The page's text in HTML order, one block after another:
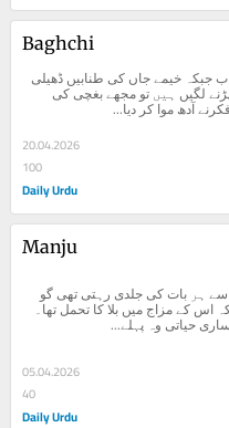
Baghchi
پڑنے لگیں ہیں تو مجھے بغچی کی
فکرنے آدھ موا کر دیا...
20.04.2026
100
Daily Urdu
Manju
ساری حیاتی وہ پہلے...
05.04.2026
40
Daily Urdu